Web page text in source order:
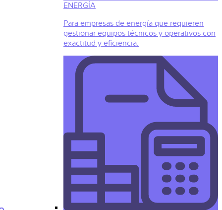
ENERGÍA
Para empresas de energía que requieren
gestionar equipos técnicos y operativos con
exactitud y eficiencia.